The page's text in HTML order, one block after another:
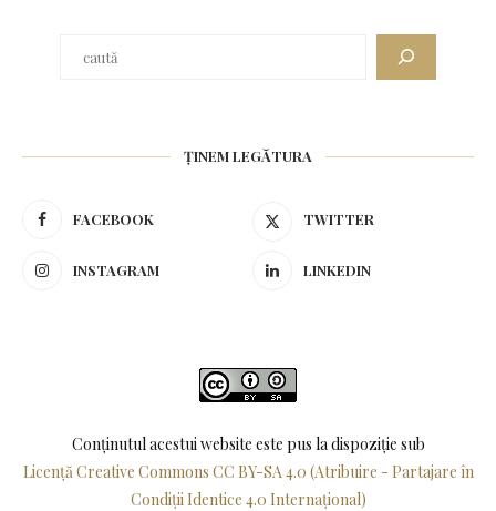
ȚINEM LEGĂTURA
FACEBOOK TWITTER
INSTAGRAM LINKEDIN
Conținutul acestui website este pus la dispoziţie sub
Licență Creative Commons CC BY-SA 4.0 (Atribuire - Partajare în
Condiții Identice 4.0 Internațional)